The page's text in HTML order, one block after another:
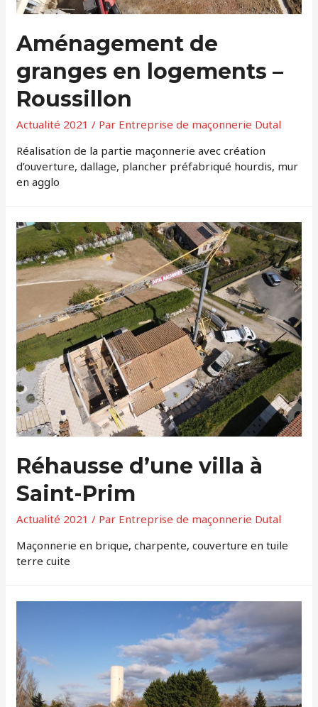
Aménagement de
granges en logements –
Roussillon
Actualité 2021 / Par Entreprise de maçonnerie Dutal
Réalisation de la partie maçonnerie avec création
d’ouverture, dallage, plancher préfabriqué hourdis, mur
en agglo
Réhausse d’une villa à
Saint-Prim
Actualité 2021 / Par Entreprise de maçonnerie Dutal
Maçonnerie en brique, charpente, couverture en tuile
terre cuite